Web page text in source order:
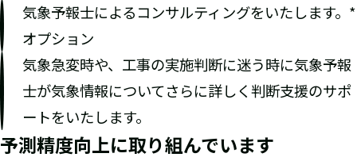
気象予報士によるコンサルティングをいたします。*
オプション
気象急変時や、工事の実施判断に迷う時に気象予報
士が気象情報についてさらに詳しく判断支援のサポ
ートをいたします。
予測精度向上に取り組んでいます